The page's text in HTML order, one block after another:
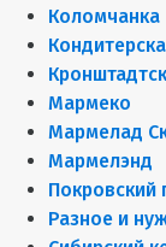
Коломчанка
Мармеко
Мармелад
Мармелэнд
Покровский
Разное и